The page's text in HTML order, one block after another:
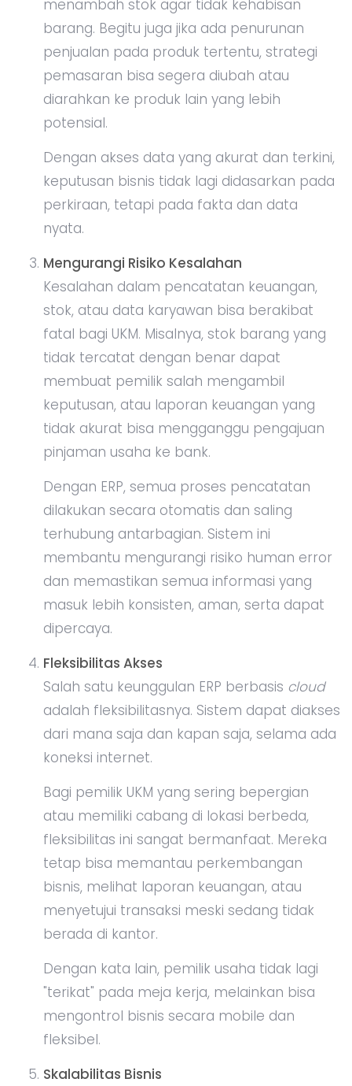
menambah stok agar tidak kehabisan
barang. Begitu juga jika ada penurunan
penjualan pada produk tertentu, strategi
pemasaran bisa segera diubah atau
diarahkan ke produk lain yang lebih
potensial.
Dengan akses data yang akurat dan terkini,
keputusan bisnis tidak lagi didasarkan pada
perkiraan, tetapi pada fakta dan data
nyata.
Mengurangi Risiko Kesalahan
Kesalahan dalam pencatatan keuangan,
stok, atau data karyawan bisa berakibat
fatal bagi UKM. Misalnya, stok barang yang
tidak tercatat dengan benar dapat
membuat pemilik salah mengambil
keputusan, atau laporan keuangan yang
tidak akurat bisa mengganggu pengajuan
pinjaman usaha ke bank.
Dengan ERP, semua proses pencatatan
dilakukan secara otomatis dan saling
terhubung antarbagian. Sistem ini
membantu mengurangi risiko human error
dan memastikan semua informasi yang
masuk lebih konsisten, aman, serta dapat
dipercaya.
Fleksibilitas Akses
Salah satu keunggulan ERP berbasis cloud
adalah fleksibilitasnya. Sistem dapat diakses
dari mana saja dan kapan saja, selama ada
koneksi internet.
Bagi pemilik UKM yang sering bepergian
atau memiliki cabang di lokasi berbeda,
fleksibilitas ini sangat bermanfaat. Mereka
tetap bisa memantau perkembangan
bisnis, melihat laporan keuangan, atau
menyetujui transaksi meski sedang tidak
berada di kantor.
Dengan kata lain, pemilik usaha tidak lagi
"terikat" pada meja kerja, melainkan bisa
mengontrol bisnis secara mobile dan
fleksibel.
Skalabilitas Bisnis